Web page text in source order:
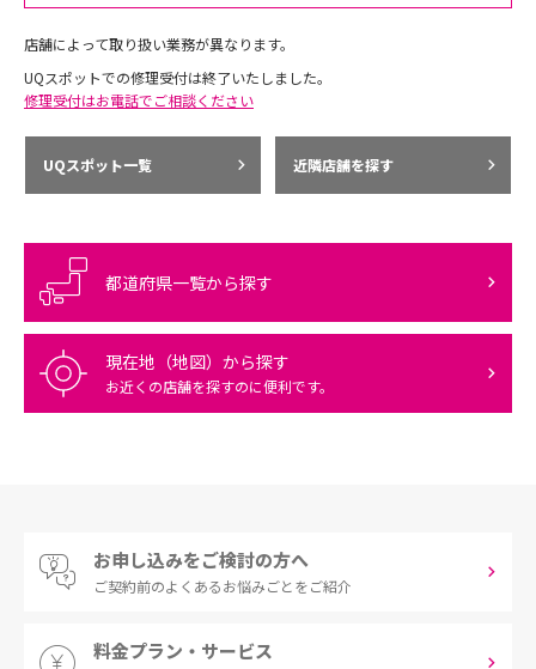
店舗によって取り扱い業務が異なります。
UQスポットでの修理受付は終了いたしました。
修理受付はお電話でご相談ください
UQスポット一覧 近隣店舗を探す
都道府県一覧から探す
現在地（地図）から探す
お近くの店舗を探すのに便利です。
お申し込みをご検討の方へ
ご契約前のよくあるお悩みごとをご紹介
料金プラン・サービス